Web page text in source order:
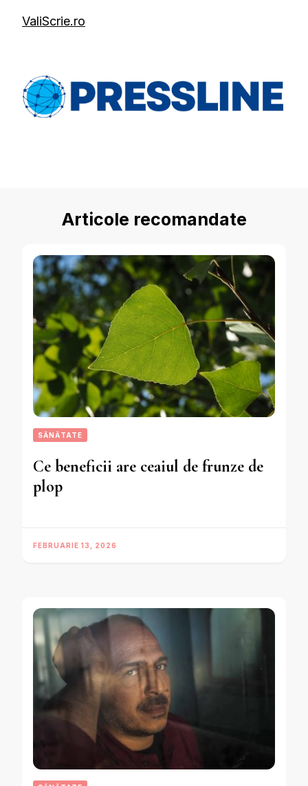
ValiScrie.ro
Articole recomandate
SĂNĂTATE
Ce beneficii are ceaiul de frunze de
plop
FEBRUARIE 13, 2026